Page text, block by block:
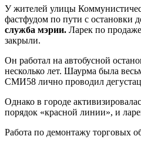
У жителей улицы
фастфудом по пути с остановки
служба мэрии. Ларек по
закрыли.
Он работал на автобусной
несколько лет. Шаурма была
СМИ58 лично проводил
Однако в городе
порядок «красной линии», и
Работа по демонтажу торговых